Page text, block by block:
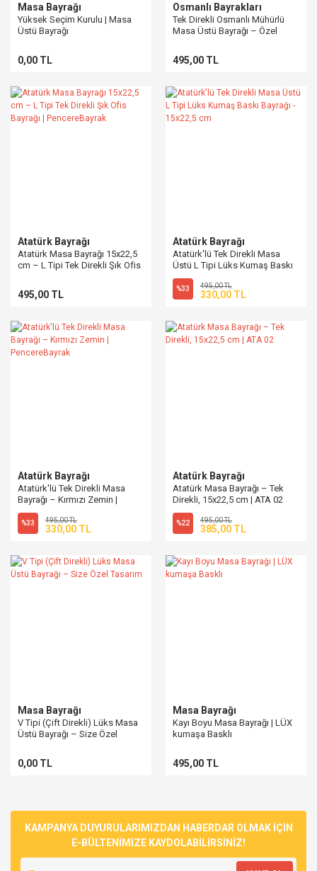
Masa Bayrağı
Yüksek Seçim Kurulu | Masa
Üstü Bayrağı
0,00 TL
Osmanlı Bayrakları
Tek Direkli Osmanlı Mühürlü
Masa Üstü Bayrağı – Özel
495,00 TL
Atatürk Bayrağı
Atatürk Masa Bayrağı 15x22,5
cm – L Tipi Tek Direkli Şık Ofis
495,00 TL
Atatürk Bayrağı
Atatürk'lü Tek Direkli Masa
Üstü L Tipi Lüks Kumaş Baskı
Bayrağı - 15x22,5 cm
%33 495,00 TL
330,00 TL
Atatürk Bayrağı
Atatürk'lü Tek Direkli Masa
Bayrağı – Kırmızı Zemin |
PencereBayrak
%33 495,00 TL
330,00 TL
Atatürk Bayrağı
Atatürk Masa Bayrağı – Tek
Direkli, 15x22,5 cm | ATA 02
%22 495,00 TL
385,00 TL
Masa Bayrağı
V Tipi (Çift Direkli) Lüks Masa
Üstü Bayrağı – Size Özel
0,00 TL
Masa Bayrağı
Kayı Boyu Masa Bayrağı | LÜX
kumaşa Basklı
495,00 TL
KAMPANYA DUYURULARIMIZDAN HABERDAR OLMAK İÇİN
E-BÜLTENİMİZE KAYDOLABİLİRSİNİZ!